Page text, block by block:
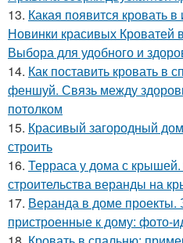
13. Какая появится кровать
Новинки красивых Кроватей
Выбора для удобного и
14. Как поставить кровать в
феншуй. Связь между
потолком
15. Красивый загородный
строить
16. Терраса у дома с
строительства веранды на
17. Веранда в доме
пристроенные к дому: фото-